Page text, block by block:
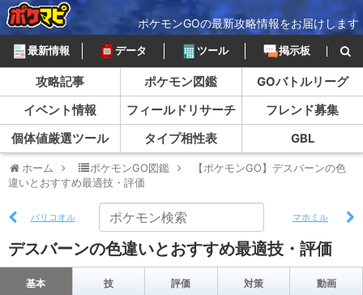
ポケモンGOの最新攻略情報をお届けします
最新情報 データ ツール 掲示板
攻略記事 ポケモン図鑑
GOバトルリーグ
イベント情報
フィールドリサーチ
フレンド募集
個体値厳選ツール
タイプ相性表 GBL
ホーム ポケモンGO図鑑
【ポケモンGO】デスバーンの色
違いとおすすめ最適技・評価
バリコオル マホミル
デスバーンの色違いとおすすめ最適技・評価
基本 技 評価 対策 動画